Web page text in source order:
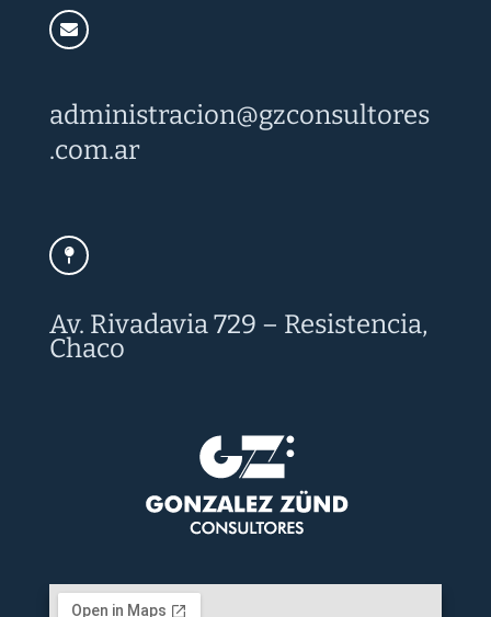
administracion@gzconsultores
.com.ar
Av. Rivadavia 729 – Resistencia,
Chaco